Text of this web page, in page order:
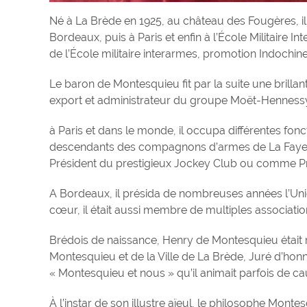
Né à La Brède en 1925, au château des
Bordeaux, puis à Paris et enfin à l’École Militaire
de l’École militaire interarmes, promotion
Le baron de Montesquieu fit par la suite une
export et administrateur du groupe Moët-
à Paris et dans le monde, il occupa différentes
descendants des compagnons d’armes de La
Président du prestigieux Jockey Club ou comme
A Bordeaux, il présida de nombreuses années
cœur, il était aussi membre de multiples
Brédois de naissance, Henry de Montesquieu
Montesquieu et de la Ville de La Brède, Juré
« Montesquieu et nous » qu’il animait parfois de
À l’instar de son illustre aïeul, le philosophe